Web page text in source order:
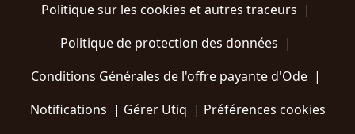
Politique sur les cookies et autres traceurs |
Politique de protection des données |
Conditions Générales de l'offre payante d'Ode |
Notifications | Gérer Utiq | Préférences cookies